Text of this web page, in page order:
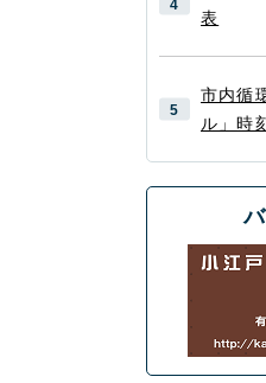
表
市内循
ル」時